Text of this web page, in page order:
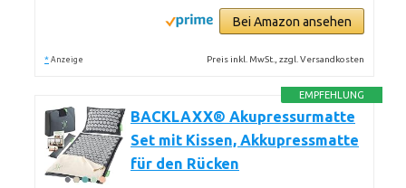
Bei Amazon ansehen
* Anzeige Preis inkl. MwSt., zzgl. Versandkosten
EMPFEHLUNG
BACKLAXX® Akupressurmatte
Set mit Kissen, Akkupressmatte
für den Rücken